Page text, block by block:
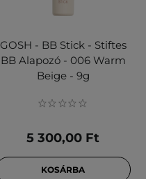
GOSH - BB Stick - Stiftes
BB Alapozó - 006 Warm
Beige - 9g
5 300,00 Ft
KOSÁRBA